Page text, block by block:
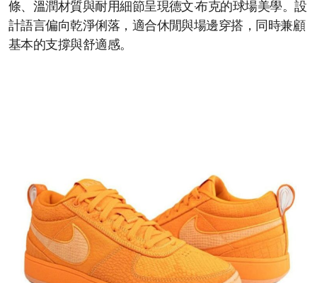
條、溫潤材質與耐用細節呈現德文·布克的球場美學。設
計語言偏向乾淨俐落，適合休閒與場邊穿搭，同時兼顧
基本的支撐與舒適感。